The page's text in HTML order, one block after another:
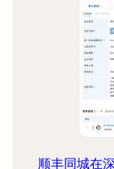
顺丰同城在